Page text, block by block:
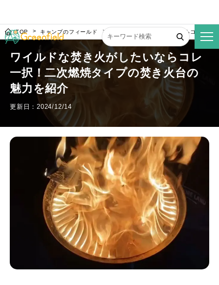
TOP キャンプのフィールド ワイルドな焚き火がしたいならコレ一択
ワイルドな焚き火がしたいならコレ
一択！二次燃焼タイプの焚き火台の
魅力を紹介
更新日：2024/12/14